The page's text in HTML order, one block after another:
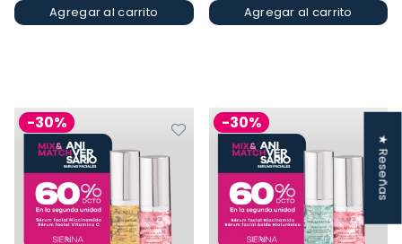
Agregar al carrito Agregar al carrito
-30% -30%
★ Reseñas